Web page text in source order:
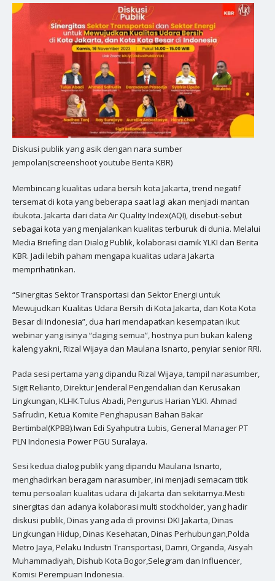
Diskusi publik yang asik dengan nara sumber
jempolan(screenshoot youtube Berita KBR)
Membincang kualitas udara bersih kota Jakarta, trend negatif
tersemat di kota yang beberapa saat lagi akan menjadi mantan
ibukota. Jakarta dari data Air Quality Index(AQI), disebut-sebut
sebagai kota yang menjalankan kualitas terburuk di dunia. Melalui
Media Briefing dan Dialog Publik, kolaborasi ciamik YLKI dan Berita
KBR. Jadi lebih paham mengapa kualitas udara Jakarta
memprihatinkan.
“Sinergitas Sektor Transportasi dan Sektor Energi untuk
Mewujudkan Kualitas Udara Bersih di Kota Jakarta, dan Kota Kota
Besar di Indonesia”, dua hari mendapatkan kesempatan ikut
webinar yang isinya “daging semua”, hostnya pun bukan kaleng
kaleng yakni, Rizal Wijaya dan Maulana Isnarto, penyiar senior RRI.
Pada sesi pertama yang dipandu Rizal Wijaya, tampil narasumber,
Sigit Relianto, Direktur Jenderal Pengendalian dan Kerusakan
Lingkungan, KLHK.Tulus Abadi, Pengurus Harian YLKI. Ahmad
Safrudin, Ketua Komite Penghapusan Bahan Bakar
Bertimbal(KPBB).Iwan Edi Syahputra Lubis, General Manager PT
PLN Indonesia Power PGU Suralaya.
Sesi kedua dialog publik yang dipandu Maulana Isnarto,
menghadirkan beragam narasumber, ini menjadi semacam titik
temu persoalan kualitas udara di Jakarta dan sekitarnya.Mesti
sinergitas dan adanya kolaborasi multi stockholder, yang hadir
diskusi publik, Dinas yang ada di provinsi DKI Jakarta, Dinas
Lingkungan Hidup, Dinas Kesehatan, Dinas Perhubungan,Polda
Metro Jaya, Pelaku Industri Transportasi, Damri, Organda, Aisyah
Muhammadiyah, Dishub Kota Bogor,Selegram dan Influencer,
Komisi Perempuan Indonesia.